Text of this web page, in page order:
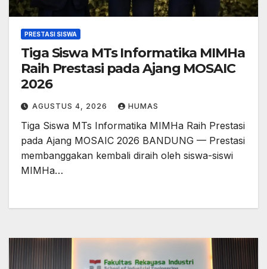
PRESTASI SISWA
Tiga Siswa MTs Informatika MIMHa
Raih Prestasi pada Ajang MOSAIC
2026
AGUSTUS 4, 2026 HUMAS
Tiga Siswa MTs Informatika MIMHa Raih Prestasi
pada Ajang MOSAIC 2026 BANDUNG — Prestasi
membanggakan kembali diraih oleh siswa-siswi
MIMHa…